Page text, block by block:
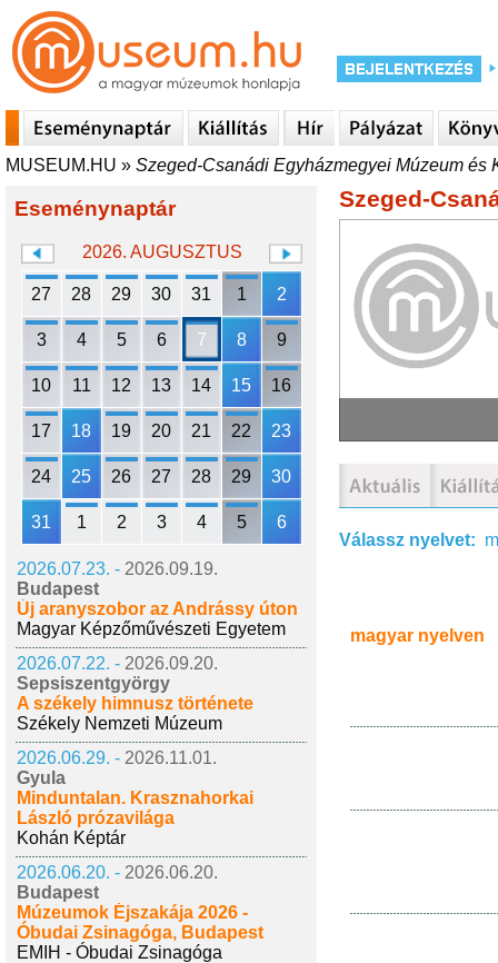
MUSEUM.HU » Szeged-Csanádi Egyházmegyei Múzeum és
Eseménynaptár
2026. AUGUSZTUS
27 28 29 30 31 1 2
3 4 5 6 7 8 9
10 11 12 13 14 15 16
17 18 19 20 21 22 23
24 25 26 27 28 29 30
31 1 2 3 4 5 6
2026.07.23. - 2026.09.19.
Budapest
Új aranyszobor az Andrássy úton
Magyar Képzőművészeti Egyetem
2026.07.22. - 2026.09.20.
Sepsiszentgyörgy
A székely himnusz története
Székely Nemzeti Múzeum
2026.06.29. - 2026.11.01.
Gyula
Minduntalan. Krasznahorkai
László prózavilága
Kohán Képtár
2026.06.20. - 2026.06.20.
Budapest
Múzeumok Éjszakája 2026 -
Óbudai Zsinagóga, Budapest
EMIH - Óbudai Zsinagóga
Szeged-
Válassz nyelvet:
magyar nyelven